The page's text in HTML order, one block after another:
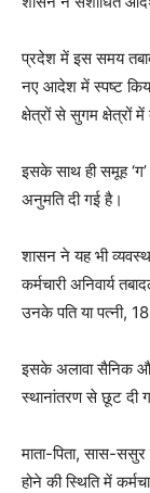
प्रदेश में इस समय
नए आदेश में स्पष्ट किया
क्षेत्रों से सुगम क्षेत्रों
इसके साथ ही समूह
अनुमति दी गई है।
शासन ने यह भी
कर्मचारी अनिवार्य
उनके पति या पत्नी,
इसके अलावा सैनिक और
स्थानांतरण से छूट दी
माता-पिता, सास-
होने की स्थिति में